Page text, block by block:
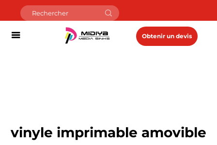
Obtenir un devis
vinyle imprimable amovible